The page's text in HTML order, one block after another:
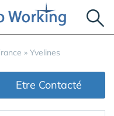
» Yvelines
Etre Contacté